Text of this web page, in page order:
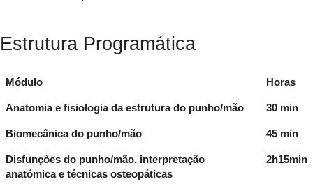
Estrutura Programática
Módulo Horas
Anatomia e fisiologia da estrutura do punho/mão 30 min
Biomecânica do punho/mão 45 min
Disfunções do punho/mão, interpretação
anatómica e técnicas osteopáticas
2h15min